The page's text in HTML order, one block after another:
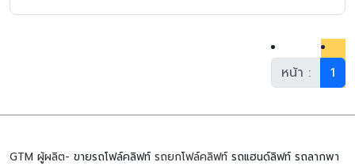
หน้า : 1
GTM ผู้ผลิต- ขายรถโฟล์คลิฟท์รถยกโฟล์คลิฟท์รถแฮนด์ลิฟท์ รถลากพา